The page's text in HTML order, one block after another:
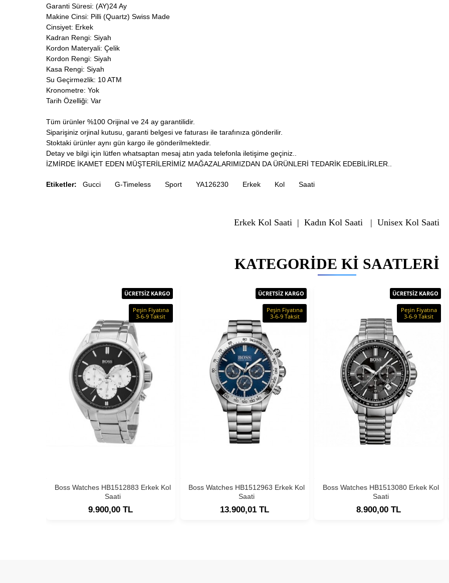
Garanti Süresi: (AY)24 Ay
Makine Cinsi: Pilli (Quartz) Swiss Made
Cinsiyet: Erkek
Kadran Rengi: Siyah
Kordon Materyali: Çelik
Kordon Rengi: Siyah
Kasa Rengi: Siyah
Su Geçirmezlik: 10 ATM
Kronometre: Yok
Tarih Özelliği: Var
Tüm ürünler %100 Orijinal ve 24 ay garantilidir.
Siparişiniz orjinal kutusu, garanti belgesi ve faturası ile tarafınıza gönderilir.
Stoktaki ürünler aynı gün kargo ile gönderilmektedir.
Detay ve bilgi için lütfen whatsaptan mesaj atın yada telefonla iletişime geçiniz..
İZMİRDE İKAMET EDEN MÜŞTERİLERİMİZ MAĞAZALARIMIZDAN DA ÜRÜNLERİ TEDARİK EDEBİLİRLER..
Etiketler: Gucci G-Timeless Sport YA126230 Erkek Kol Saati
Erkek Kol Saati | Kadın Kol Saati | Unisex Kol Saati
KATEGORIDE KI SAATLERI
ÜCRETSİZ KARGO
Peşin Fiyatına
3-6-9 Taksit
Boss Watches HB1512883 Erkek Kol
Saati
9.900,00 TL
ÜCRETSİZ KARGO
Peşin Fiyatına
3-6-9 Taksit
Boss Watches HB1512963 Erkek Kol
Saati
13.900,01 TL
ÜCRETSİZ KARGO
Peşin Fiyatına
3-6-9 Taksit
Boss Watches HB1513080 Erkek Kol
Saati
8.900,00 TL